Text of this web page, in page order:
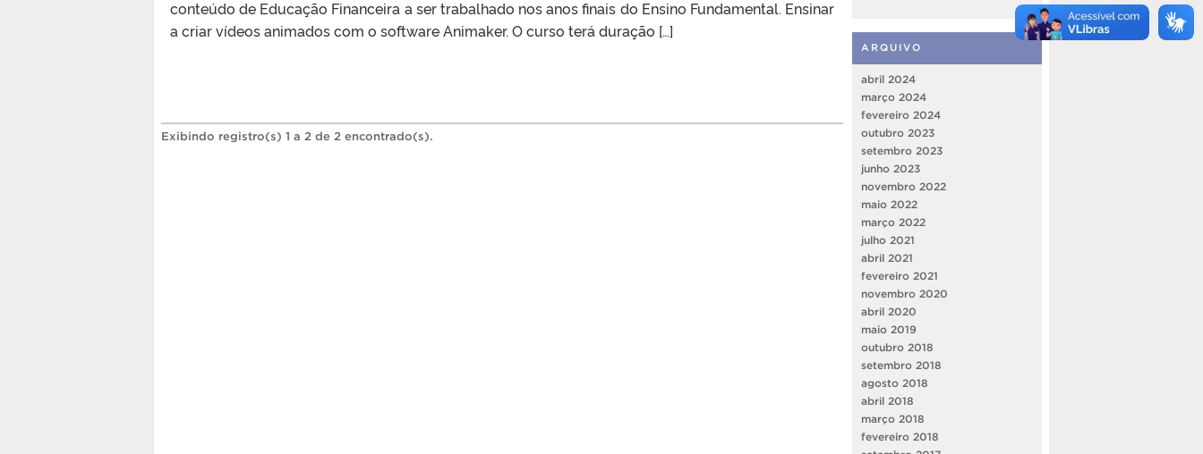
conteúdo de Educação Financeira a ser trabalhado nos anos finais do Ensino Fundamental. Ensinar
a criar vídeos animados com o software Animaker. O curso terá duração […]
Exibindo registro(s) 1 a 2 de 2 encontrado(s).
ARQUIVO
abril 2024
março 2024
fevereiro 2024
outubro 2023
setembro 2023
junho 2023
novembro 2022
maio 2022
março 2022
julho 2021
abril 2021
fevereiro 2021
novembro 2020
abril 2020
maio 2019
outubro 2018
setembro 2018
agosto 2018
abril 2018
março 2018
fevereiro 2018